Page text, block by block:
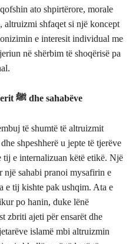
ato shpirtërore, morale
altruizmi shfaqet si një koncept
e interesit individual me
në shërbim të shoqërisë pa
Altruizmi në jetën e Pejgamberit ﷺ dhe sahabëve
shpeshherë u jepte të tjerëve
tij e internalizuan këtë etikë. Një
një sahabi pranoi mysafirin e
po hanin, duke lënë
zbriti ajeti për ensarët dhe
islamë mbi altruizmin